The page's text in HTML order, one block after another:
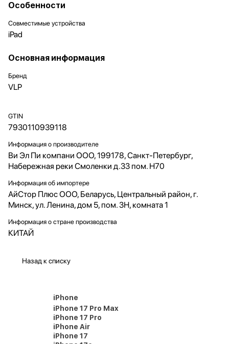
Особенности
Совместимые устройства
iPad
Основная информация
Бренд
VLP
GTIN
7930110939118
Информация о производителе
Ви Эл Пи компани ООО, 199178, Санкт-Петербург,
Набережная реки Смоленки д.33 пом. Н70
Информация об импортере
АйСтор Плюс ООО, Беларусь, Центральный район, г.
Минск, ул. Ленина, дом 5, пом. 3Н, комната 1
Информация о стране производства
КИТАЙ
Назад к списку
iPhone
iPhone 17 Pro Max
iPhone 17 Pro
iPhone Air
iPhone 17